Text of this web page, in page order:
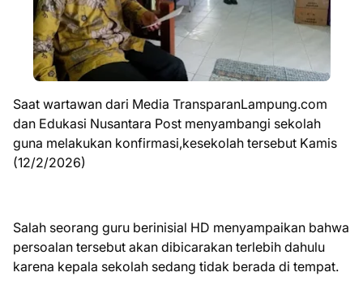
Saat wartawan dari Media TransparanLampung.com
dan Edukasi Nusantara Post menyambangi sekolah
guna melakukan konfirmasi,kesekolah tersebut Kamis
(12/2/2026)
Salah seorang guru berinisial HD menyampaikan bahwa
persoalan tersebut akan dibicarakan terlebih dahulu
karena kepala sekolah sedang tidak berada di tempat.